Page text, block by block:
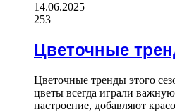
14.06.2025
253
Цветочные
Цветочные тренды этого
цветы всегда играли
настроение, добавляют